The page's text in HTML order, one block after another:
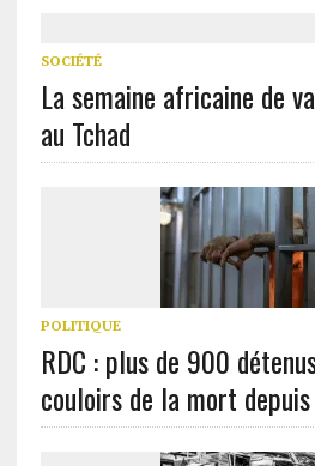
SOCIÉTÉ
La semaine africaine de
au Tchad
POLITIQUE
RDC : plus de 900
couloirs de la mort